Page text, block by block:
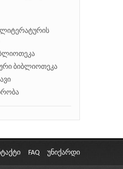
ბიბლიოთეკა
FAQ უნიქარდი